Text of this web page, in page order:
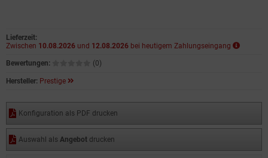
Lieferzeit:
Zwischen 10.08.2026 und 12.08.2026 bei heutigem Zahlungseingang
Bewertungen: (0)
Hersteller: Prestige
Konfiguration als PDF drucken
Auswahl als Angebot drucken